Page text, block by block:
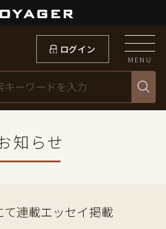
ログイン
MENU
知らせ
て連載エッセイ掲載